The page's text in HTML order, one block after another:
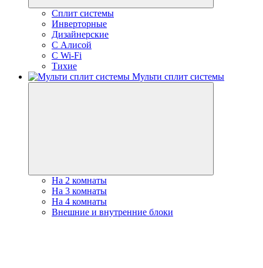
Сплит системы
Инверторные
Дизайнерские
С Алисой
C Wi-Fi
Тихие
Мульти сплит системы
На 2 комнаты
На 3 комнаты
На 4 комнаты
Внешние и внутренние блоки